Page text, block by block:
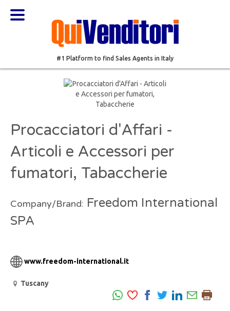
#1 Platform to find Sales Agents in Italy
Procacciatori d'Affari -
Articoli e Accessori per
fumatori, Tabaccherie
Company/Brand: Freedom International
SPA
www.freedom-international.it
Tuscany